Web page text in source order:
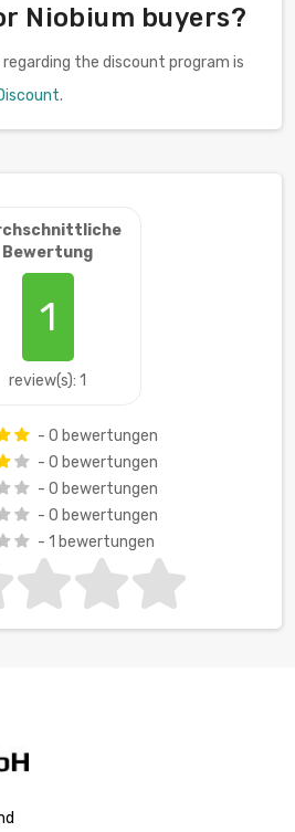
Niobium buyers?
the discount program is
.
Bewertung
1
review(s): 1
- 0 bewertungen
- 0 bewertungen
- 0 bewertungen
- 0 bewertungen
- 1 bewertungen